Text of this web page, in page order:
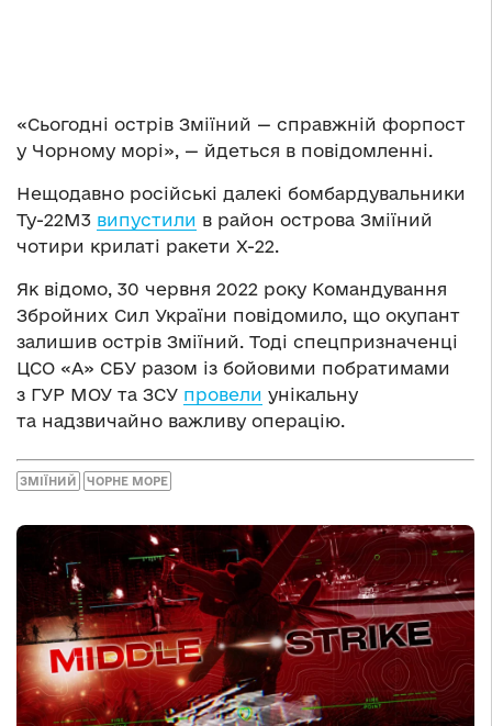
«Сьогодні острів Зміїний — справжній форпост
у Чорному морі», — йдеться в повідомленні.
Нещодавно російські далекі бомбардувальники
Ту-22М3 випустили в район острова Зміїний
чотири крилаті ракети Х-22.
Як відомо, 30 червня 2022 року Командування
Збройних Сил України повідомило, що окупант
залишив острів Зміїний. Тоді спецпризначенці
ЦСО «А» СБУ разом із бойовими побратимами
з ГУР МОУ та ЗСУ провели унікальну
та надзвичайно важливу операцію.
ЗМІЇНИЙ ЧОРНЕ МОРЕ